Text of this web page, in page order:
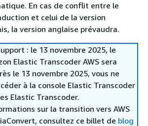
En cas de conflit entre le
et celui de la version
la version anglaise prévaudra.
: le 13 novembre 2025, le
Elastic Transcoder AWS sera
le 13 novembre 2025, vous ne
à la console Elastic Transcoder
Elastic Transcoder.
sur la transition vers AWS
consultez ce billet de blog